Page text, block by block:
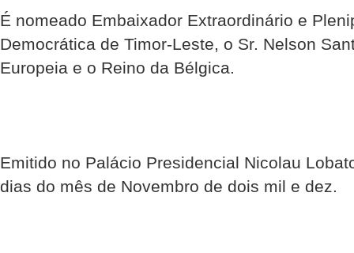
É nomeado Embaixador Extraordinário e
Democrática de Timor-Leste, o Sr. Nelson
Europeia e o Reino da Bélgica.
Emitido no Palácio Presidencial Nicolau
dias do mês de Novembro de dois mil e dez.